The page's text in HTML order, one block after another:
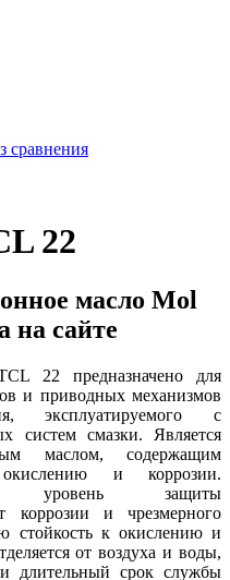
сравнения
22
масло Mol
на сайте
22 предназначено для
и приводных механизмов
эксплуатируемого с
систем смазки. Является
маслом, содержащим
и коррозии.
уровень защиты
коррозии и чрезмерного
стойкость к окислению и
от воздуха и воды,
длительный срок службы